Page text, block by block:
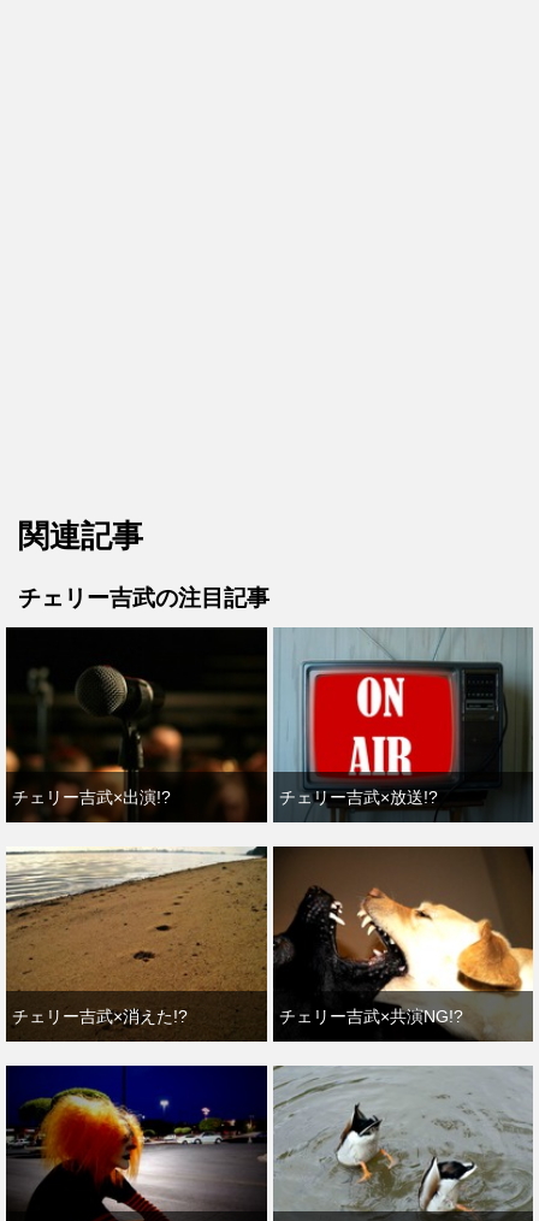
関連記事
チェリー吉武の注目記事
チェリー吉武×出演!? チェリー吉武×放送!?
チェリー吉武×消えた!? チェリー吉武×共演NG!?